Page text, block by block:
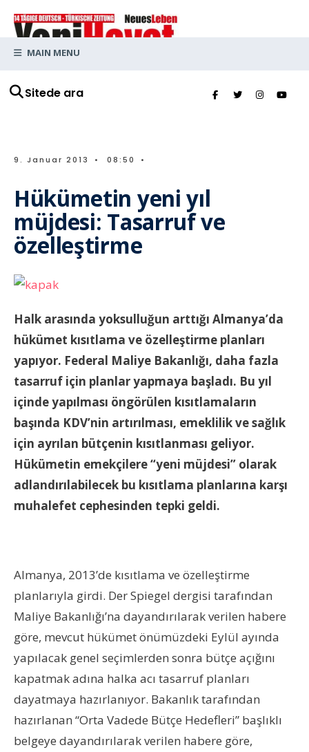
Sitede ara
MAIN MENU
9. Januar 2013 • 08:50 •
Hükümetin yeni yıl
müjdesi: Tasarruf ve
özelleştirme
Halk arasında yoksulluğun arttığı Almanya’da
hükümet kısıtlama ve özelleştirme planları
yapıyor. Federal Maliye Bakanlığı, daha fazla
tasarruf için planlar yapmaya başladı. Bu yıl
içinde yapılması öngörülen kısıtlamaların
başında KDV’nin artırılması, emeklilik ve sağlık
için ayrılan bütçenin kısıtlanması geliyor.
Hükümetin emekçilere “yeni müjdesi” olarak
adlandırılabilecek bu kısıtlama planlarına karşı
muhalefet cephesinden tepki geldi.
Almanya, 2013’de kısıtlama ve özelleştirme
planlarıyla girdi. Der Spiegel dergisi tarafından
Maliye Bakanlığı’na dayandırılarak verilen habere
göre, mevcut hükümet önümüzdeki Eylül ayında
yapılacak genel seçimlerden sonra bütçe açığını
kapatmak adına halka acı tasarruf planları
dayatmaya hazırlanıyor. Bakanlık tarafından
hazırlanan “Orta Vadede Bütçe Hedefleri” başlıklı
belgeye dayandırılarak verilen habere göre,